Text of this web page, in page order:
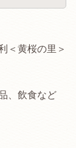
＜黄桜の里＞
、飲食など